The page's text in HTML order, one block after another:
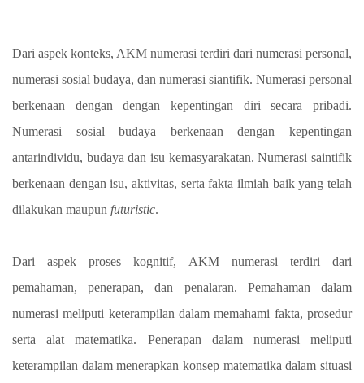
Dari aspek konteks, AKM numerasi terdiri dari numerasi personal,
numerasi sosial budaya, dan numerasi siantifik. Numerasi personal
berkenaan dengan dengan kepentingan diri secara pribadi.
Numerasi sosial budaya berkenaan dengan kepentingan
antarindividu, budaya dan isu kemasyarakatan. Numerasi saintifik
berkenaan dengan isu, aktivitas, serta fakta ilmiah baik yang telah
dilakukan maupun futuristic.
Dari aspek proses kognitif, AKM numerasi terdiri dari
pemahaman, penerapan, dan penalaran. Pemahaman dalam
numerasi meliputi keterampilan dalam memahami fakta, prosedur
serta alat matematika. Penerapan dalam numerasi meliputi
keterampilan dalam menerapkan konsep matematika dalam situasi